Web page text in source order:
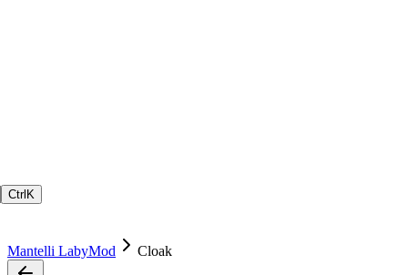
Ctrl K
Mantelli LabyMod Cloak